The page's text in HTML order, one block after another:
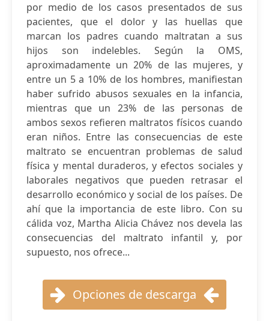
por medio de los casos presentados de sus
pacientes, que el dolor y las huellas que
marcan los padres cuando maltratan a sus
hijos son indelebles. Según la OMS,
aproximadamente un 20% de las mujeres, y
entre un 5 a 10% de los hombres, manifiestan
haber sufrido abusos sexuales en la infancia,
mientras que un 23% de las personas de
ambos sexos refieren maltratos físicos cuando
eran niños. Entre las consecuencias de este
maltrato se encuentran problemas de salud
física y mental duraderos, y efectos sociales y
laborales negativos que pueden retrasar el
desarrollo económico y social de los países. De
ahí que la importancia de este libro. Con su
cálida voz, Martha Alicia Chávez nos devela las
consecuencias del maltrato infantil y, por
supuesto, nos ofrece...
Opciones de descarga